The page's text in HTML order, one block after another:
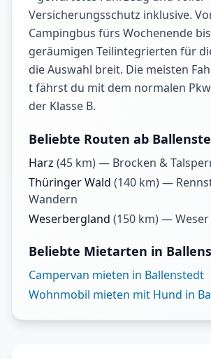
Versicherungsschutz inklusive.
Campingbus fürs Wochenende
geräumigen Teilintegrierten für
die Auswahl breit. Die meisten
t fährst du mit dem normalen
der Klasse B.
Beliebte Routen ab
Harz (45 km) — Brocken &
Thüringer Wald (140 km) —
Wandern
Weserbergland (150 km) —
Beliebte Mietarten in
Campervan mieten in Ballenstedt
Wohnmobil mieten mit Hund in